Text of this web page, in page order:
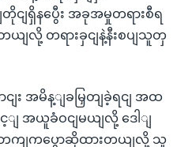
ငျရှိနပွေီး အခုအမှုတရားစီရ
ယျလို့ တရားခှငျနဲ့နီးစပျသူတှ
း အမိန့ျခမြှတျခဲ့ရငျ အထ
အယူခံဝငျမယျလို့ ဒေါျ
ေကျကပွောဆိုထားတယျလို့ သူ